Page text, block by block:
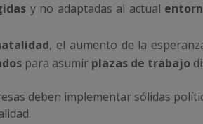
y no adaptadas al actual
, el aumento de la
para asumir plazas de trabajo
deben implementar sólidas